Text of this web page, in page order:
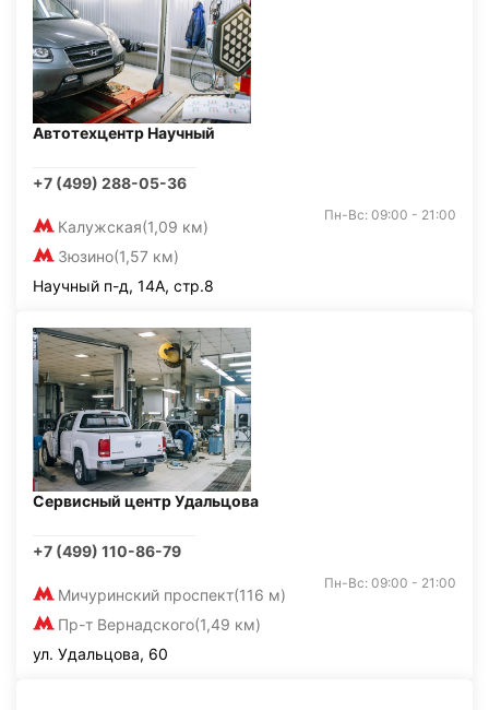
Автотехцентр Научный
+7 (499) 288-05-36
Калужская(1,09 км)
Зюзино(1,57 км)
Пн-Вс: 09:00 - 21:00
Научный п-д, 14А, стр.8
Сервисный центр Удальцова
+7 (499) 110-86-79
Мичуринский проспект(116 м)
Пр-т Вернадского(1,49 км)
Пн-Вс: 09:00 - 21:00
ул. Удальцова, 60